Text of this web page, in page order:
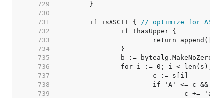
   729
   730
   731
	if isASCII {
// optimize for
   732
   733
   734
   735
   736
   737
   738
   739